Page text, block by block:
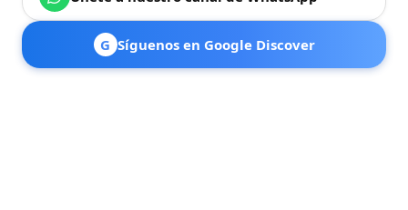
G Síguenos en Google Discover